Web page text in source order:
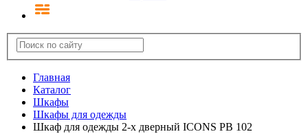
Главная
Каталог
Шкафы
Шкафы для одежды
Шкаф для одежды 2-х дверный ICONS РВ 102